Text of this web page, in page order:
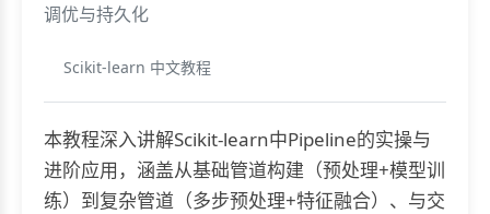
调优与持久化
Scikit-learn 中文教程
本教程深入讲解Scikit-learn中Pipeline的实操与
进阶应用，涵盖从基础管道构建（预处理+模型训
练）到复杂管道（多步预处理+特征融合）、与交